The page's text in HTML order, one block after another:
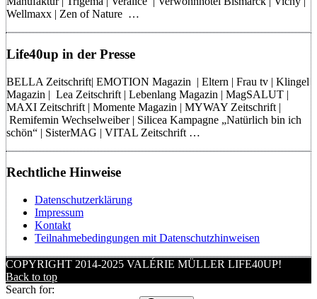
Wellmaxx | Zen of Nature …
Life40up in der Presse
BELLA Zeitschrift| EMOTION Magazin | Eltern | Frau tv | Klingel
Magazin | Lea Zeitschrift | Lebenlang Magazin | MagSALUT |
MAXI Zeitschrift | Momente Magazin | MYWAY Zeitschrift |
Remifemin Wechselweiber | Silicea Kampagne „Natürlich bin ich
schön“ | SisterMAG | VITAL Zeitschrift …
Rechtliche Hinweise
Datenschutzerklärung
Impressum
Kontakt
Teilnahmebedingungen mit Datenschutzhinweisen
COPYRIGHT 2014-2025 VALÉRIE MÜLLER LIFE40UP!
Back to top
Search for: